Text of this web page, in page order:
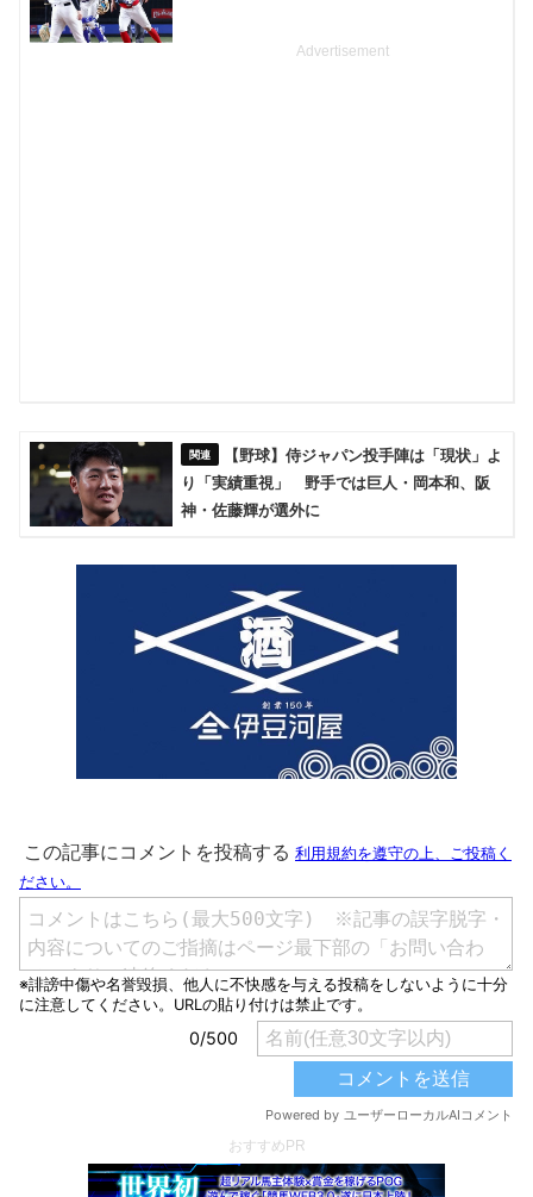
Advertisement
【野球】侍ジャパン投手陣は「現状」よ
り「実績重視」 野手では巨人・岡本和、阪
神・佐藤輝が選外に
おすすめPR